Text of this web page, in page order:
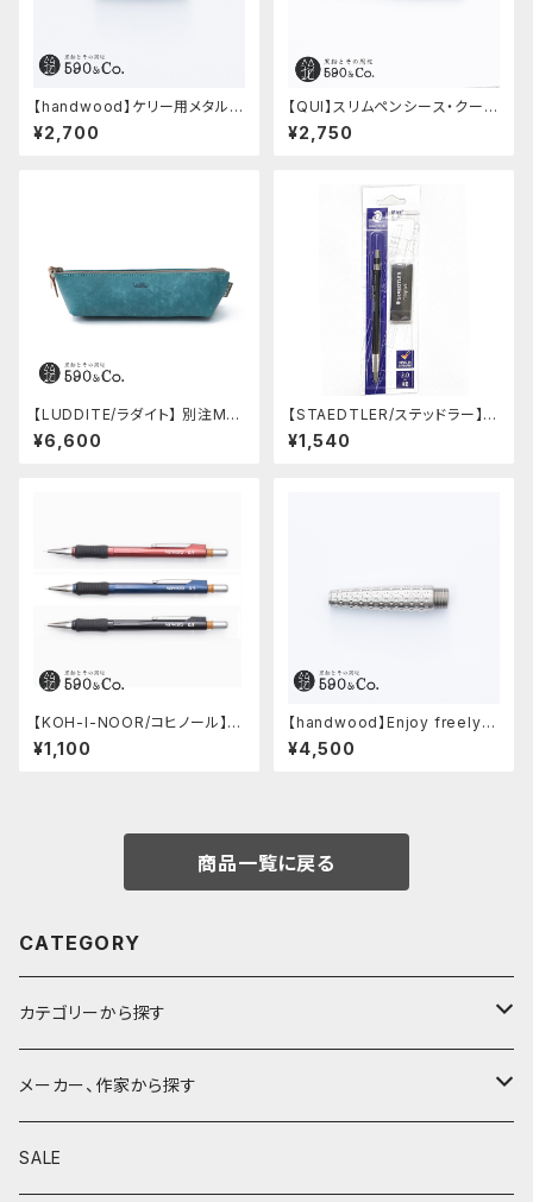
【handwood】ケリー用メタルグ
リップ/前軸・滑り止め (ステンレ
ス)
¥2,700
【QUI】スリムペンシース・クード
ゥー (ストーン)
¥2,750
【LUDDITE/ラダイト】 別注MAY
Aレザーボートペンケース (ター
キーブルー)
¥6,600
【STAEDTLER/ステッドラー】マ
ルス テクニコ芯ホルダー ブラッ
ク・限定 字消し付セット
¥1,540
【KOH-I-NOOR/コヒノール】M
ephisto profi 5035シャープ
ペンシル(0.5mm)
¥1,100
【handwood】Enjoy freely
前軸・ディンプル(ステンレス)
¥4,500
商品一覧に戻る
CATEGORY
カテゴリーから探す
鉛筆
鉛筆補助軸
メーカー、作家から探す
590&Co.
SALE